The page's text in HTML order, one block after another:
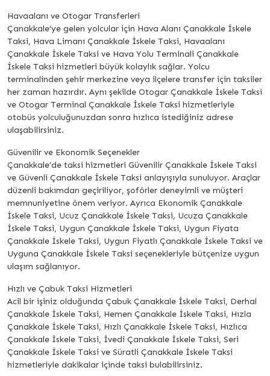
Havaalanı ve Otogar Transferleri
Çanakkale’ye gelen yolcular için Hava Alanı Çanakkale İskele
Taksi, Hava Limanı Çanakkale İskele Taksi, Havaalanı
Çanakkale İskele Taksi ve Hava Yolu Terminali Çanakkale
İskele Taksi hizmetleri büyük kolaylık sağlar. Yolcu
terminalinden şehir merkezine veya ilçelere transfer için taksiler
her zaman hazırdır. Aynı şekilde Otogar Çanakkale İskele Taksi
ve Otogar Terminal Çanakkale İskele Taksi hizmetleriyle
otobüs yolculuğunuzdan sonra hızlıca istediğiniz adrese
ulaşabilirsiniz.
Güvenilir ve Ekonomik Seçenekler
Çanakkale’de taksi hizmetleri Güvenilir Çanakkale İskele Taksi
ve Güvenli Çanakkale İskele Taksi anlayışıyla sunuluyor. Araçlar
düzenli bakımdan geçiriliyor, şoförler deneyimli ve müşteri
memnuniyetine önem veriyor. Ayrıca Ekonomik Çanakkale
İskele Taksi, Ucuz Çanakkale İskele Taksi, Ucuza Çanakkale
İskele Taksi, Uygun Çanakkale İskele Taksi, Uygun Fiyata
Çanakkale İskele Taksi, Uygun Fiyatlı Çanakkale İskele Taksi ve
Uyguna Çanakkale İskele Taksi seçenekleriyle bütçenize uygun
ulaşım sağlanıyor.
Hızlı ve Çabuk Taksi Hizmetleri
Acil bir işiniz olduğunda Çabuk Çanakkale İskele Taksi, Derhal
Çanakkale İskele Taksi, Hemen Çanakkale İskele Taksi, Hızla
Çanakkale İskele Taksi, Hızlı Çanakkale İskele Taksi, Hızlıca
Çanakkale İskele Taksi, İvedi Çanakkale İskele Taksi, Seri
Çanakkale İskele Taksi ve Süratli Çanakkale İskele Taksi
hizmetleriyle dakikalar içinde taksi bulabilirsiniz.